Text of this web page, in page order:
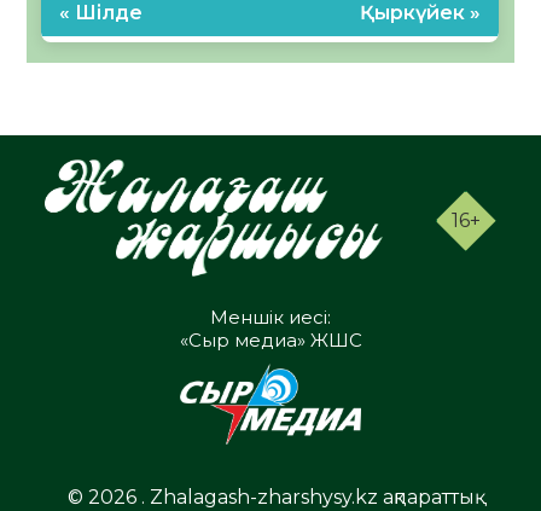
« Шілде Қыркүйек »
16+
Меншік иесі:
«Сыр медиа» ЖШС
© 2026 . Zhalagash-zharshysy.kz ақпараттық